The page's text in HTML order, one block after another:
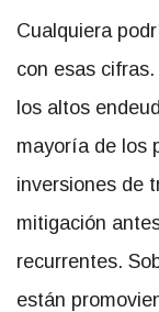
Cualquiera
con esas
los altos
mayoría de los
inversiones de
mitigación
recurrentes.
están